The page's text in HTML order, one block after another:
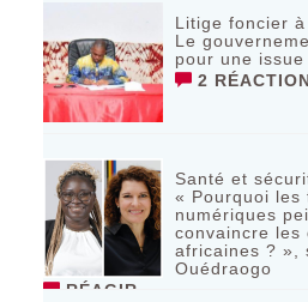
Litige foncier à
Le
pour une
2
Santé et
« Pourquoi les
numériques
convaincre les
africaines ? »,
Ouédraogo
RÉAGIR